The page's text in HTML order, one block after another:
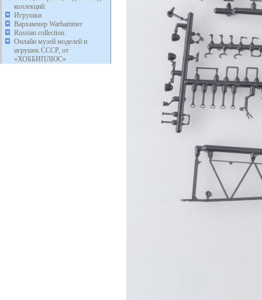
коллекций.
Игрушки
Вархаммер Warhammer
Russian collection.
Онлайн музей моделей и
игрушек СССР, от
«ХОББИПЛЮС»